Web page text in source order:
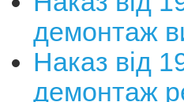
демонтаж
Наказ від
демонтаж